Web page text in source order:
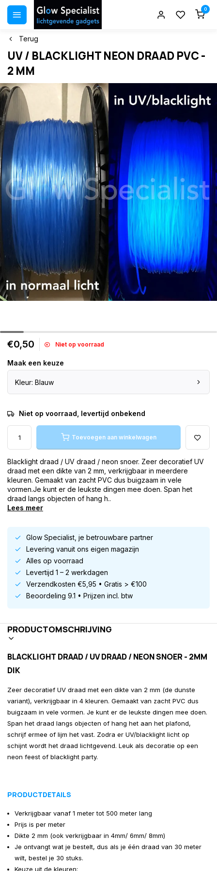
0
Terug
UV / BLACKLIGHT NEON DRAAD PVC -
2 MM
€0,50 Niet op voorraad
Maak een keuze
Kleur: Blauw
Niet op voorraad, levertijd onbekend
Toevoegen aan winkelwagen
Blacklight draad / UV draad / neon snoer. Zeer decoratief UV
draad met een dikte van 2 mm, verkrijgbaar in meerdere
kleuren. Gemaakt van zacht PVC dus buigzaam in vele
vormen.Je kunt er de leukste dingen mee doen. Span het
draad langs objecten of hang h..
Lees meer
Glow Specialist, je betrouwbare partner
Levering vanuit ons eigen magazijn
Alles op voorraad
Levertijd 1 – 2 werkdagen
Verzendkosten €5,95 • Gratis > €100
Beoordeling 9.1 • Prijzen incl. btw
PRODUCTOMSCHRIJVING
BLACKLIGHT DRAAD / UV DRAAD / NEON SNOER - 2MM
DIK
Zeer decoratief UV draad met een dikte van 2 mm (de dunste
variant), verkrijgbaar in 4 kleuren. Gemaakt van zacht PVC dus
buigzaam in vele vormen. Je kunt er de leukste dingen mee doen.
Span het draad langs objecten of hang het aan het plafond,
schrijf ermee of lijm het vast. Zodra er UV/blacklight licht op
schijnt wordt het draad lichtgevend. Leuk als decoratie op een
neon feest of blacklight party.
PRODUCTDETAILS
Verkrijgbaar vanaf 1 meter tot 500 meter lang
Prijs is per meter
Dikte 2 mm (ook verkrijgbaar in 4mm/ 6mm/ 8mm)
Je ontvangt wat je bestelt, dus als je één draad van 30 meter
wilt, bestel je 30 stuks.
Keuze uit de kleuren: